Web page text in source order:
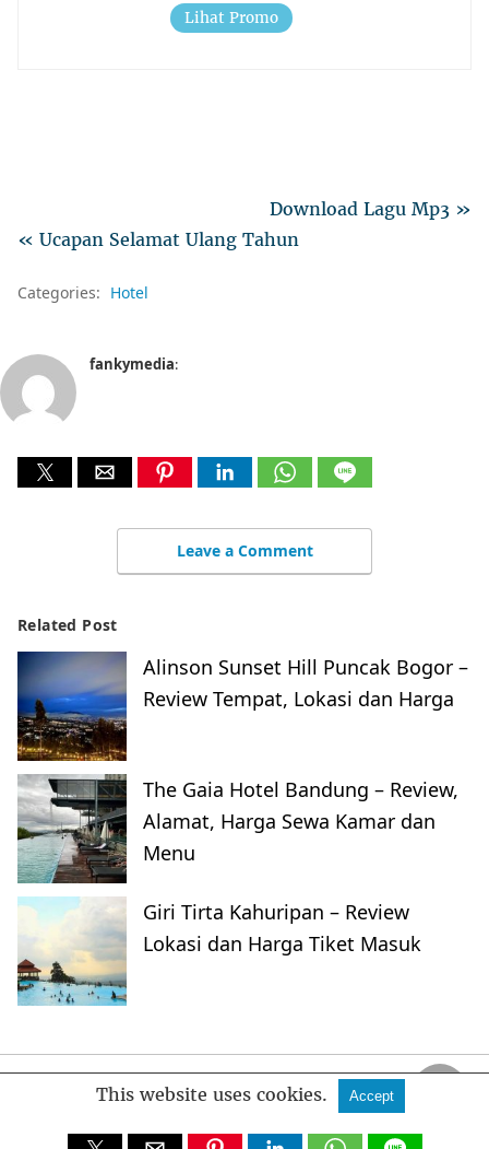
Lihat Promo
Download Lagu Mp3 »
« Ucapan Selamat Ulang Tahun
Categories: Hotel
fankymedia:
Leave a Comment
Related Post
Alinson Sunset Hill Puncak Bogor –
Review Tempat, Lokasi dan Harga
The Gaia Hotel Bandung – Review,
Alamat, Harga Sewa Kamar dan
Menu
Giri Tirta Kahuripan – Review
Lokasi dan Harga Tiket Masuk
FankyMedia
View Non-AMP Version
This website uses cookies. Accept